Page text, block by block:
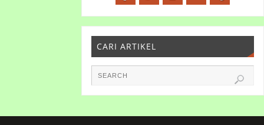
CARI ARTIKEL